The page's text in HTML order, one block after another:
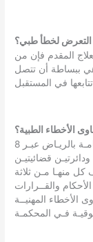
التعرض لخطأ طبي؟
المقدم فإن من
ببساطة أن تتصل
الأخطاء الطبية؟
تنظـر دعـاوى الأخطاء الطبيـة فـي المحكمـة العامـة بالريـاض عبـر 8
قضائيتيـن
منهـا مـن ثلاثة
والقــرارات
الأخطاء المهنيــة